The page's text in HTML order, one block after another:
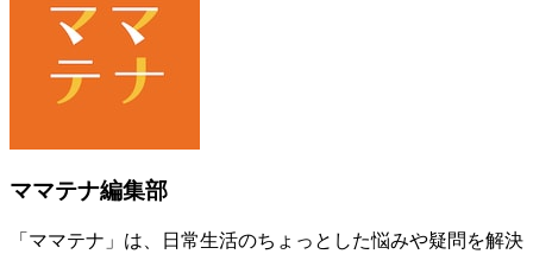
ママテナ編集部
「ママテナ」は、日常生活のちょっとした悩みや疑問を解決